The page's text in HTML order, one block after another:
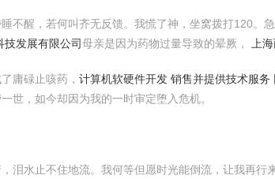
不醒，若何叫齐无反馈。我慌了神，坐窝拨打120。
发展有限公司母亲是因为药物过量导致的晕厥， 上
庸碌止咳药， 计算机软硬件开发 销售并提供技术服
世，如今却因为我的一时审定堕入危机。
泪水止不住地流。我何等但愿时光能倒流，让我再